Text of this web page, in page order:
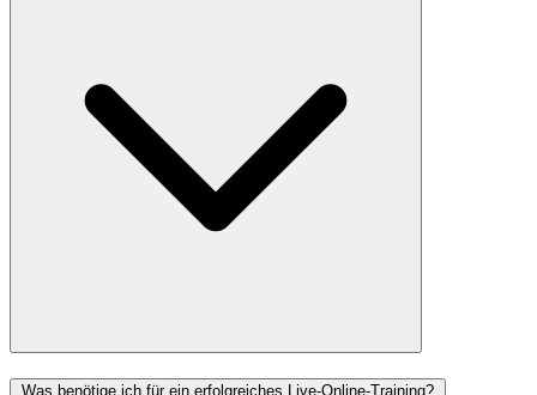
Was benötige ich für ein erfolgreiches Live-Online-Training?